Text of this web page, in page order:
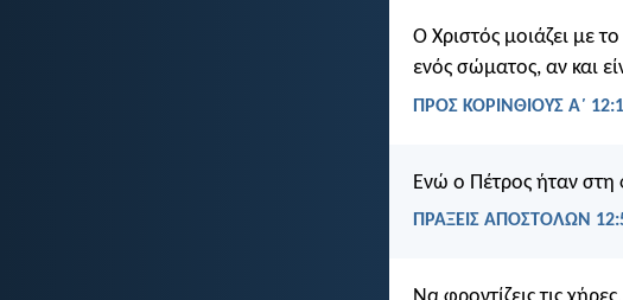
Ο Χριστός μοιάζει με
ενός σώματος, αν και
ΠΡΟΣ ΚΟΡΙΝΘΙΟΥΣ Α΄
Ενώ ο Πέτρος ήταν στη
ΠΡΑΞΕΙΣ ΑΠΟΣΤΟΛΩΝ